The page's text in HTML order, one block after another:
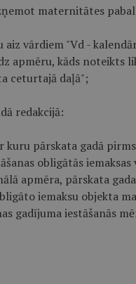
maternitātes
vārdiem "Vd -
apmēru, kāds noteikts
ceturtajā daļā";
redakcijā:
kuru pārskata gadā
obligātās
apmēra, pārskata
iemaksu objekta
gadījuma iestāšanās